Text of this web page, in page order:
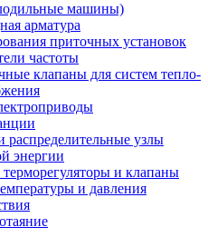
машины)
арматура
приточных установок
частоты
клапаны для систем тепло-
распределительные узлы
энергии
и клапаны
и давления